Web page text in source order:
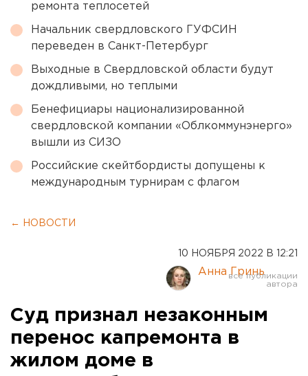
ремонта теплосетей
Начальник свердловского ГУФСИН
переведен в Санкт-Петербург
Выходные в Свердловской области будут
дождливыми, но теплыми
Бенефициары национализированной
свердловской компании «Облкоммунэнерго»
вышли из СИЗО
Российские скейтбордисты допущены к
международным турнирам с флагом
← НОВОСТИ
10 НОЯБРЯ 2022 В 12:21
Анна Гринь
Суд признал незаконным
перенос капремонта в
жилом доме в